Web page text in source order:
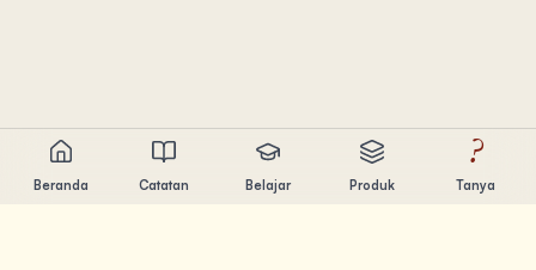
Beranda Catatan Belajar Produk
?
Tanya